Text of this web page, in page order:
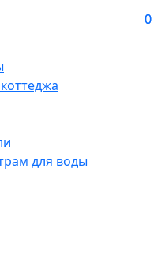
0
0
для воды